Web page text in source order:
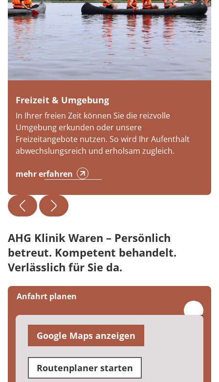
Freizeit & Umgebung
In Ihrer freien Zeit können Sie die reizvolle
Umgebung erkunden oder unsere
Freizeitangebote nutzen. So wird Ihr Aufenthalt
abwechslungsreich und erholsam zugleich.
mehr erfahren
AHG Klinik Waren – Persönlich
betreut. Kompetent behandelt.
Verlässlich für Sie da.
Anfahrt planen
Google Maps anzeigen
Routenplaner starten